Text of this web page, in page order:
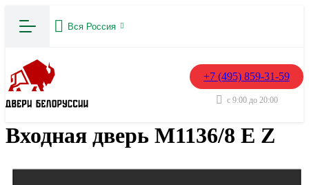
Вся Россия
+7 (495) 859-31-59
с 9:00 до 20:00
Входная дверь М1136/8 Е Z